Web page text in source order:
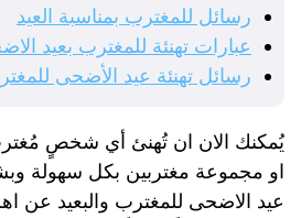
رسائل للمغترب بمناسبة العيد
عبارات تهنئة للمغترب بعيد
رسائل تهنئة عيد الأضحى
يُمكنك الان ان تُهنئ أي شخصٍ
او مجموعة مغتربين بكل سهولة
عيد الاضحى للمغترب والبعيد عن